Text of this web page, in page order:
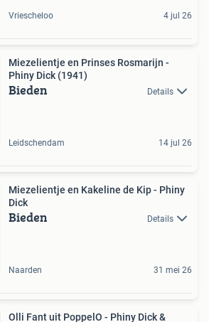
Vriescheloo 4 jul 26
Miezelientje en Prinses Rosmarijn -
Phiny Dick (1941)
Bieden Details
Leidschendam 14 jul 26
Miezelientje en Kakeline de Kip - Phiny
Dick
Bieden Details
Naarden 31 mei 26
Olli Fant uit PoppelO - Phiny Dick &